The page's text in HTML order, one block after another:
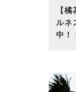
【
ルネ
中！